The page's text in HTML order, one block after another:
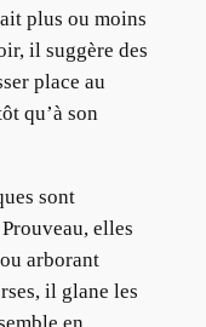
plus ou moins
il suggère des
place au
qu’à son
sont
elles
arborant
il glane les